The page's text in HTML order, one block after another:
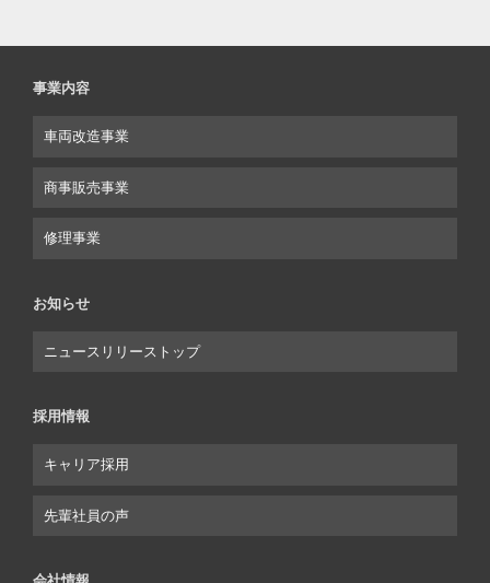
事業内容
車両改造事業
商事販売事業
修理事業
お知らせ
ニュースリリーストップ
採用情報
キャリア採用
先輩社員の声